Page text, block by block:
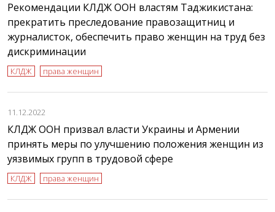
Рекомендации КЛДЖ ООН властям Таджикистана:
прекратить преследование правозащитниц и
журналисток, обеспечить право женщин на труд без
дискриминации
КЛДЖ права женщин
11.12.2022
КЛДЖ ООН призвал власти Украины и Армении
принять меры по улучшению положения женщин из
уязвимых групп в трудовой сфере
КЛДЖ права женщин